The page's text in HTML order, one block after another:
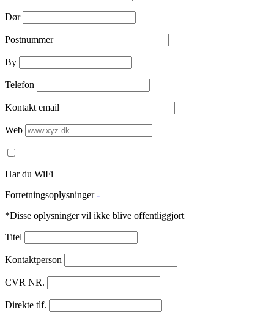
Dør
Postnummer
By
Telefon
Kontakt email
Web
Har du WiFi
Forretningsoplysninger -
*Disse oplysninger vil ikke blive offentliggjort
Titel
Kontaktperson
CVR NR.
Direkte tlf.